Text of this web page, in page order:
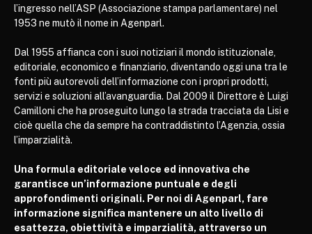
l’ingresso nell’ASP (Associazione stampa parlamentare) nel
1953 ne mutò il nome in Agenparl.
Dal 1955 affianca con i suoi notiziari il mondo istituzionale,
editoriale, economico e finanziario, diventando oggi una tra le
fonti più autorevoli dell’informazione con i propri prodotti,
servizi e soluzioni all’avanguardia. Dal 2009 il Direttore è Luigi
Camilloni che ha proseguito lungo la strada tracciata da Lisi e
cioè quella che da sempre ha contraddistinto l’Agenzia, ossia
l’imparzialità.
Una formula editoriale veloce ed innovativa che
garantisce un’informazione puntuale e degli
approfondimenti originali. Per noi di Agenparl, fare
informazione significa mantenere un alto livello di
esattezza, obiettività e imparzialità, attraverso un